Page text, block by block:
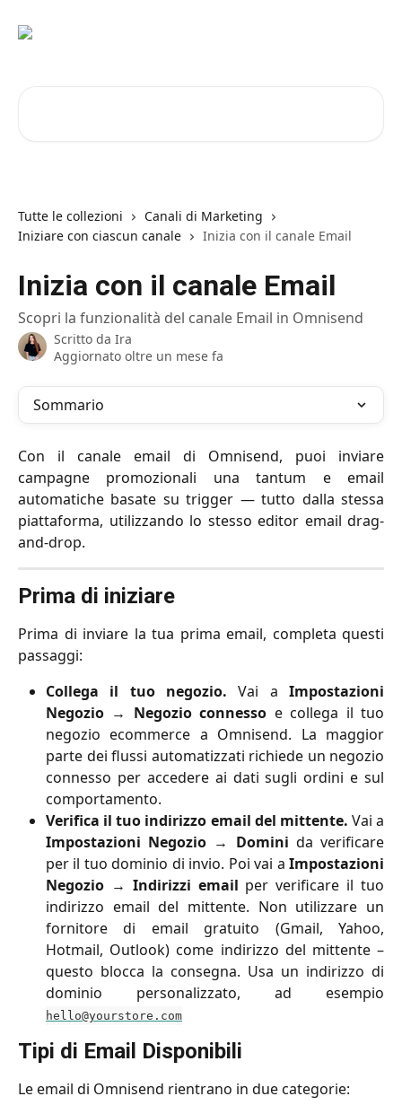
Tutte le collezioni
Canali di Marketing
Iniziare con ciascun canale
Inizia con il canale Email
Inizia con il canale Email
Scopri la funzionalità del canale Email in Omnisend
Scritto da Ira
Aggiornato oltre un mese fa
Sommario
Con il canale email di Omnisend, puoi inviare
campagne promozionali una tantum e email
automatiche basate su trigger — tutto dalla stessa
piattaforma, utilizzando lo stesso editor email drag-
and-drop.
Prima di iniziare
Prima di inviare la tua prima email, completa questi
passaggi:
Collega il tuo negozio. Vai a Impostazioni
Negozio → Negozio connesso e collega il tuo
negozio ecommerce a Omnisend. La maggior
parte dei flussi automatizzati richiede un negozio
connesso per accedere ai dati sugli ordini e sul
comportamento.
Verifica il tuo indirizzo email del mittente. Vai a
Impostazioni Negozio → Domini da verificare
per il tuo dominio di invio. Poi vai a Impostazioni
Negozio → Indirizzi email per verificare il tuo
indirizzo email del mittente. Non utilizzare un
fornitore di email gratuito (Gmail, Yahoo,
Hotmail, Outlook) come indirizzo del mittente –
questo blocca la consegna. Usa un indirizzo di
dominio personalizzato, ad esempio
hello@yourstore.com
Tipi di Email Disponibili
Le email di Omnisend rientrano in due categorie: